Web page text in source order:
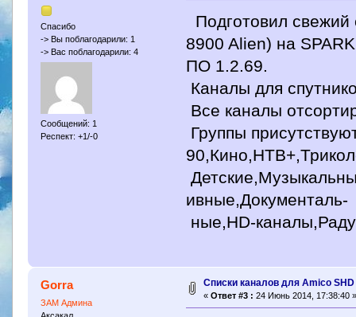
Спасибо
-> Вы поблагодарили: 1
-> Вас поблагодарили: 4
Сообщений: 1
Респект: +1/-0
Подготовил свежий
8900 Alien) на
ПО 1.2.69.
Каналы для
Все каналы
Группы
ивные,Документаль-
ные,HD-
Gorra
ЗАМ Админа
Списки каналов для Amico
« Ответ #3 : 24 Июнь 2014, 17:38:40 »